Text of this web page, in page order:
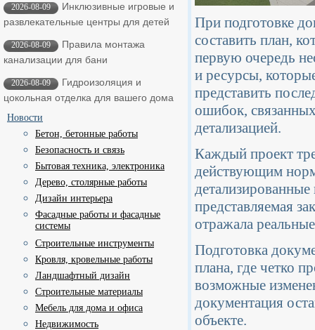
2026-08-09
Инклюзивные игровые и
развлекательные центры для детей
2026-08-09
Правила монтажа
канализации для бани
2026-08-09
Гидроизоляция и
цокольная отделка для вашего дома
Новости
Бетон, бетонные работы
Безопасность и связь
Бытовая техника, электроника
Дерево, столярные работы
Дизайн интерьера
Фасадные работы и фасадные
системы
Строительные инструменты
Кровля, кровельные работы
Ландшафтный дизайн
Строительные материалы
Мебель для дома и офиса
Недвижимость
При подготовке
составить план,
первую очередь
и ресурсы,
представить
ошибок,
детализацией.
Каждый проект
действующим
представляемая
отражала
Подготовка
плана, где четко
возможные
документация
объекте.